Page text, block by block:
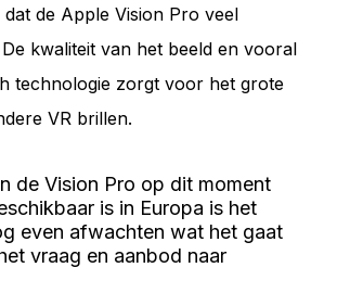
de Apple Vision Pro veel
kwaliteit van het beeld en vooral
technologie zorgt voor het grote
VR brillen.
de Vision Pro op dit moment
is in Europa is het
even afwachten wat het gaat
vraag en aanbod naar